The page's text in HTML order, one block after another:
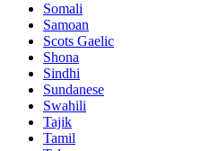
Somali
Samoan
Scots Gaelic
Shona
Sindhi
Sundanese
Swahili
Tajik
Tamil